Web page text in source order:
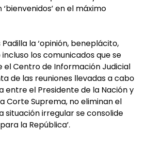
en el máximo
la ‘opinión, beneplácito,
los comunicados que se
el Centro de Información Judicial
de las reuniones llevadas a cabo
entre el Presidente de la Nación y
Corte Suprema, no eliminan el
situación irregular se consolide
la República’.